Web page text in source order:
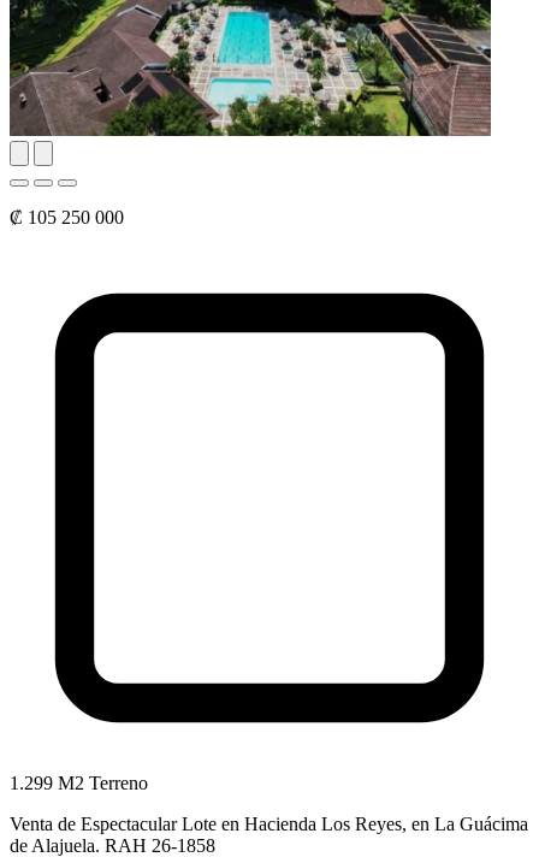
₡ 105 250 000
1.299 M2 Terreno
Venta de Espectacular Lote en Hacienda Los Reyes, en La Guácima
de Alajuela. RAH 26-1858